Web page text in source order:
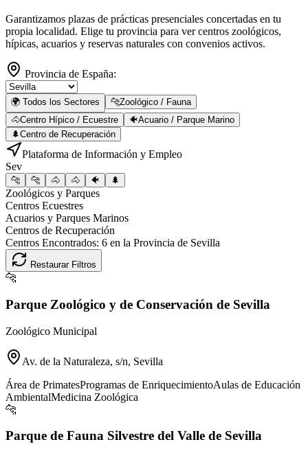
Garantizamos plazas de prácticas presenciales concertadas en tu
propia localidad. Elige tu provincia para ver centros zoológicos,
hípicas, acuarios y reservas naturales con convenios activos.
Provincia de España:
🌍 Todos los Sectores 🐆Zoológico / Fauna
🐴Centro Hípico / Ecuestre 🐠Acuario / Parque Marino
🌲Centro de Recuperación
Plataforma de Información y Empleo
Sev
🐆 🐆 🐴 🐴 🐠 🌲
Zoológicos y Parques
Centros Ecuestres
Acuarios y Parques Marinos
Centros de Recuperación
Centros Encontrados: 6 en la Provincia de Sevilla
Restaurar Filtros
🐆
Parque Zoológico y de Conservación de Sevilla
Zoológico Municipal
Av. de la Naturaleza, s/n, Sevilla
Área de PrimatesProgramas de EnriquecimientoAulas de Educación
AmbientalMedicina Zoológica
🐆
Parque de Fauna Silvestre del Valle de Sevilla